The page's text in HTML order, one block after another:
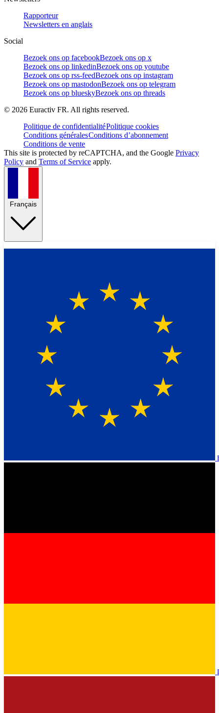
Rapporteur
Newsletters en anglais
Social
Bezoek ons op facebookBezoek ons op x
Bezoek ons op linkedinBezoek ons op youtube
Bezoek ons op rss-feedBezoek ons op instagram
Bezoek ons op mastodonBezoek ons op telegram
Bezoek ons op blueskyBezoek ons op threads
© 2026 Euractiv FR. All rights reserved.
Politique de confidentialitéPolitique cookies
Conditions généralesConditions d’abonnement
Conditions de vente
This site is protected by reCAPTCHA, and the Google Privacy
Policy and Terms of Service apply.
Français